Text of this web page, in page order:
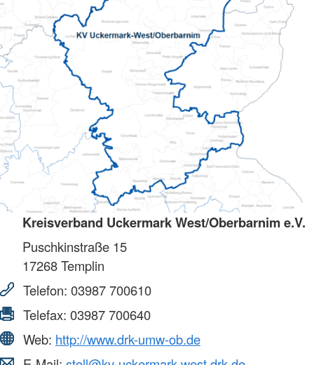
Kreisverband Uckermark West/Oberbarnim e.V.
Puschkinstraße 15
17268Templin
Telefon: 03987 700610
Telefax: 03987 700640
Web: http://www.drk-umw-ob.de